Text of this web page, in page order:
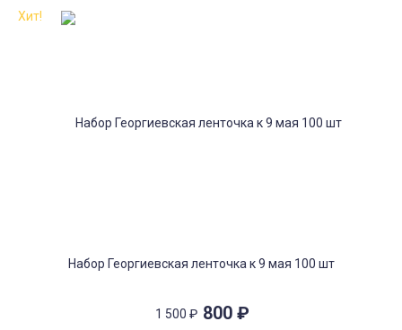
Набор Георгиевская ленточка к 9 мая 100 шт
1 500 ₽ 800 ₽
Хит!